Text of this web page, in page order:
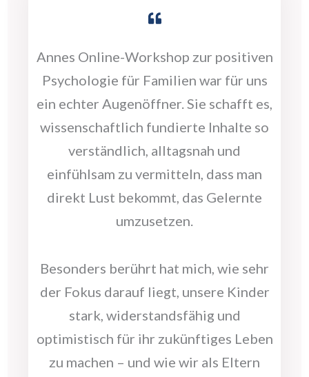
Annes Online-Workshop zur positiven
Psychologie für Familien war für uns
ein echter Augenöffner. Sie schafft es,
wissenschaftlich fundierte Inhalte so
verständlich, alltagsnah und
einfühlsam zu vermitteln, dass man
direkt Lust bekommt, das Gelernte
umzusetzen.
Besonders berührt hat mich, wie sehr
der Fokus darauf liegt, unsere Kinder
stark, widerstandsfähig und
optimistisch für ihr zukünftiges Leben
zu machen – und wie wir als Eltern